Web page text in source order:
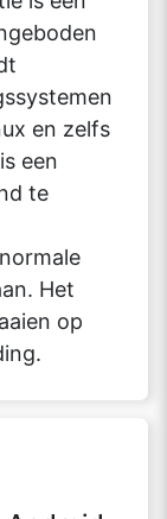
en zelfs
een
te
Het
op